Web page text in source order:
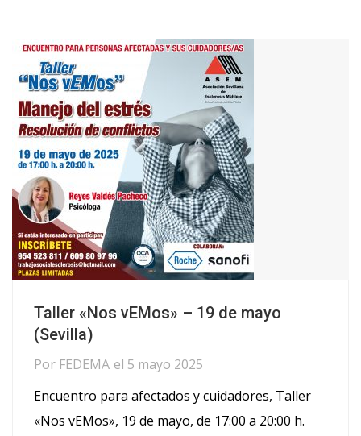
Taller «Nos vEMos» – 19 de mayo
(Sevilla)
Por FEDEMA el 5 mayo 2025
Encuentro para afectados y cuidadores, Taller
«Nos vEMos», 19 de mayo, de 17:00 a 20:00 h.